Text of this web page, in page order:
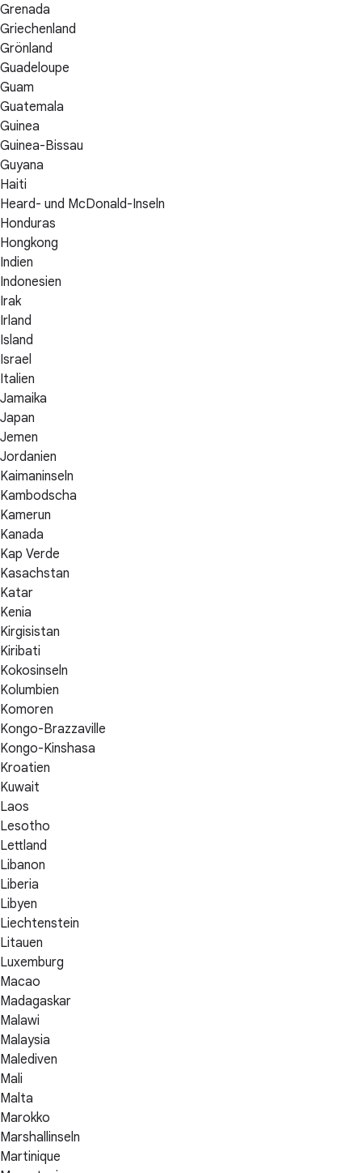
Grenada
Griechenland
Grönland
Guadeloupe
Guam
Guatemala
Guinea
Guinea-Bissau
Guyana
Haiti
Heard- und McDonald-Inseln
Honduras
Hongkong
Indien
Indonesien
Irak
Irland
Island
Israel
Italien
Jamaika
Japan
Jemen
Jordanien
Kaimaninseln
Kambodscha
Kamerun
Kanada
Kap Verde
Kasachstan
Katar
Kenia
Kirgisistan
Kiribati
Kokosinseln
Kolumbien
Komoren
Kongo-Brazzaville
Kongo-Kinshasa
Kroatien
Kuwait
Laos
Lesotho
Lettland
Libanon
Liberia
Libyen
Liechtenstein
Litauen
Luxemburg
Macao
Madagaskar
Malawi
Malaysia
Malediven
Mali
Malta
Marokko
Marshallinseln
Martinique